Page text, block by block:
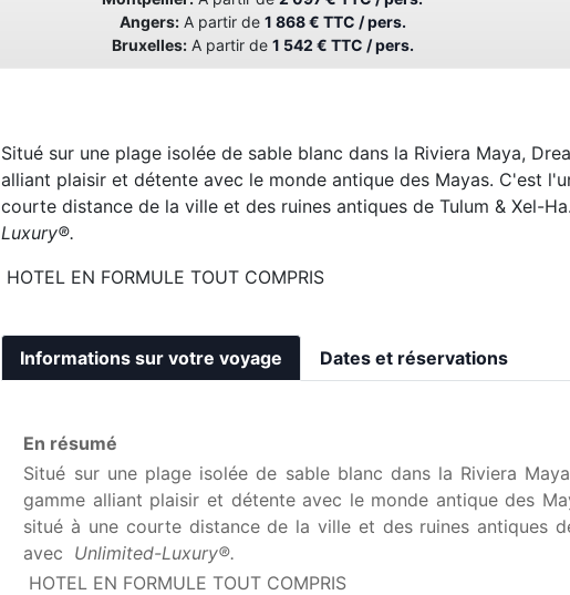
Angers:A partir de 1 868 € TTC / pers.
Bruxelles:A partir de 1 542 € TTC / pers.
Situé sur une plage isolée de sable blanc dans la Riviera Maya,
alliant plaisir et détente avec le monde antique des Mayas. C'est
courte distance de la ville et des ruines antiques de Tulum & Xel-
Luxury®.
HOTEL EN FORMULE TOUT COMPRIS
Informations sur votre voyage Dates et réservations
En résumé
Situé sur une plage isolée de sable blanc dans la Riviera
gamme alliant plaisir et détente avec le monde antique des
situé à une courte distance de la ville et des ruines antiques
avec Unlimited-Luxury®.
HOTEL EN FORMULE TOUT COMPRIS